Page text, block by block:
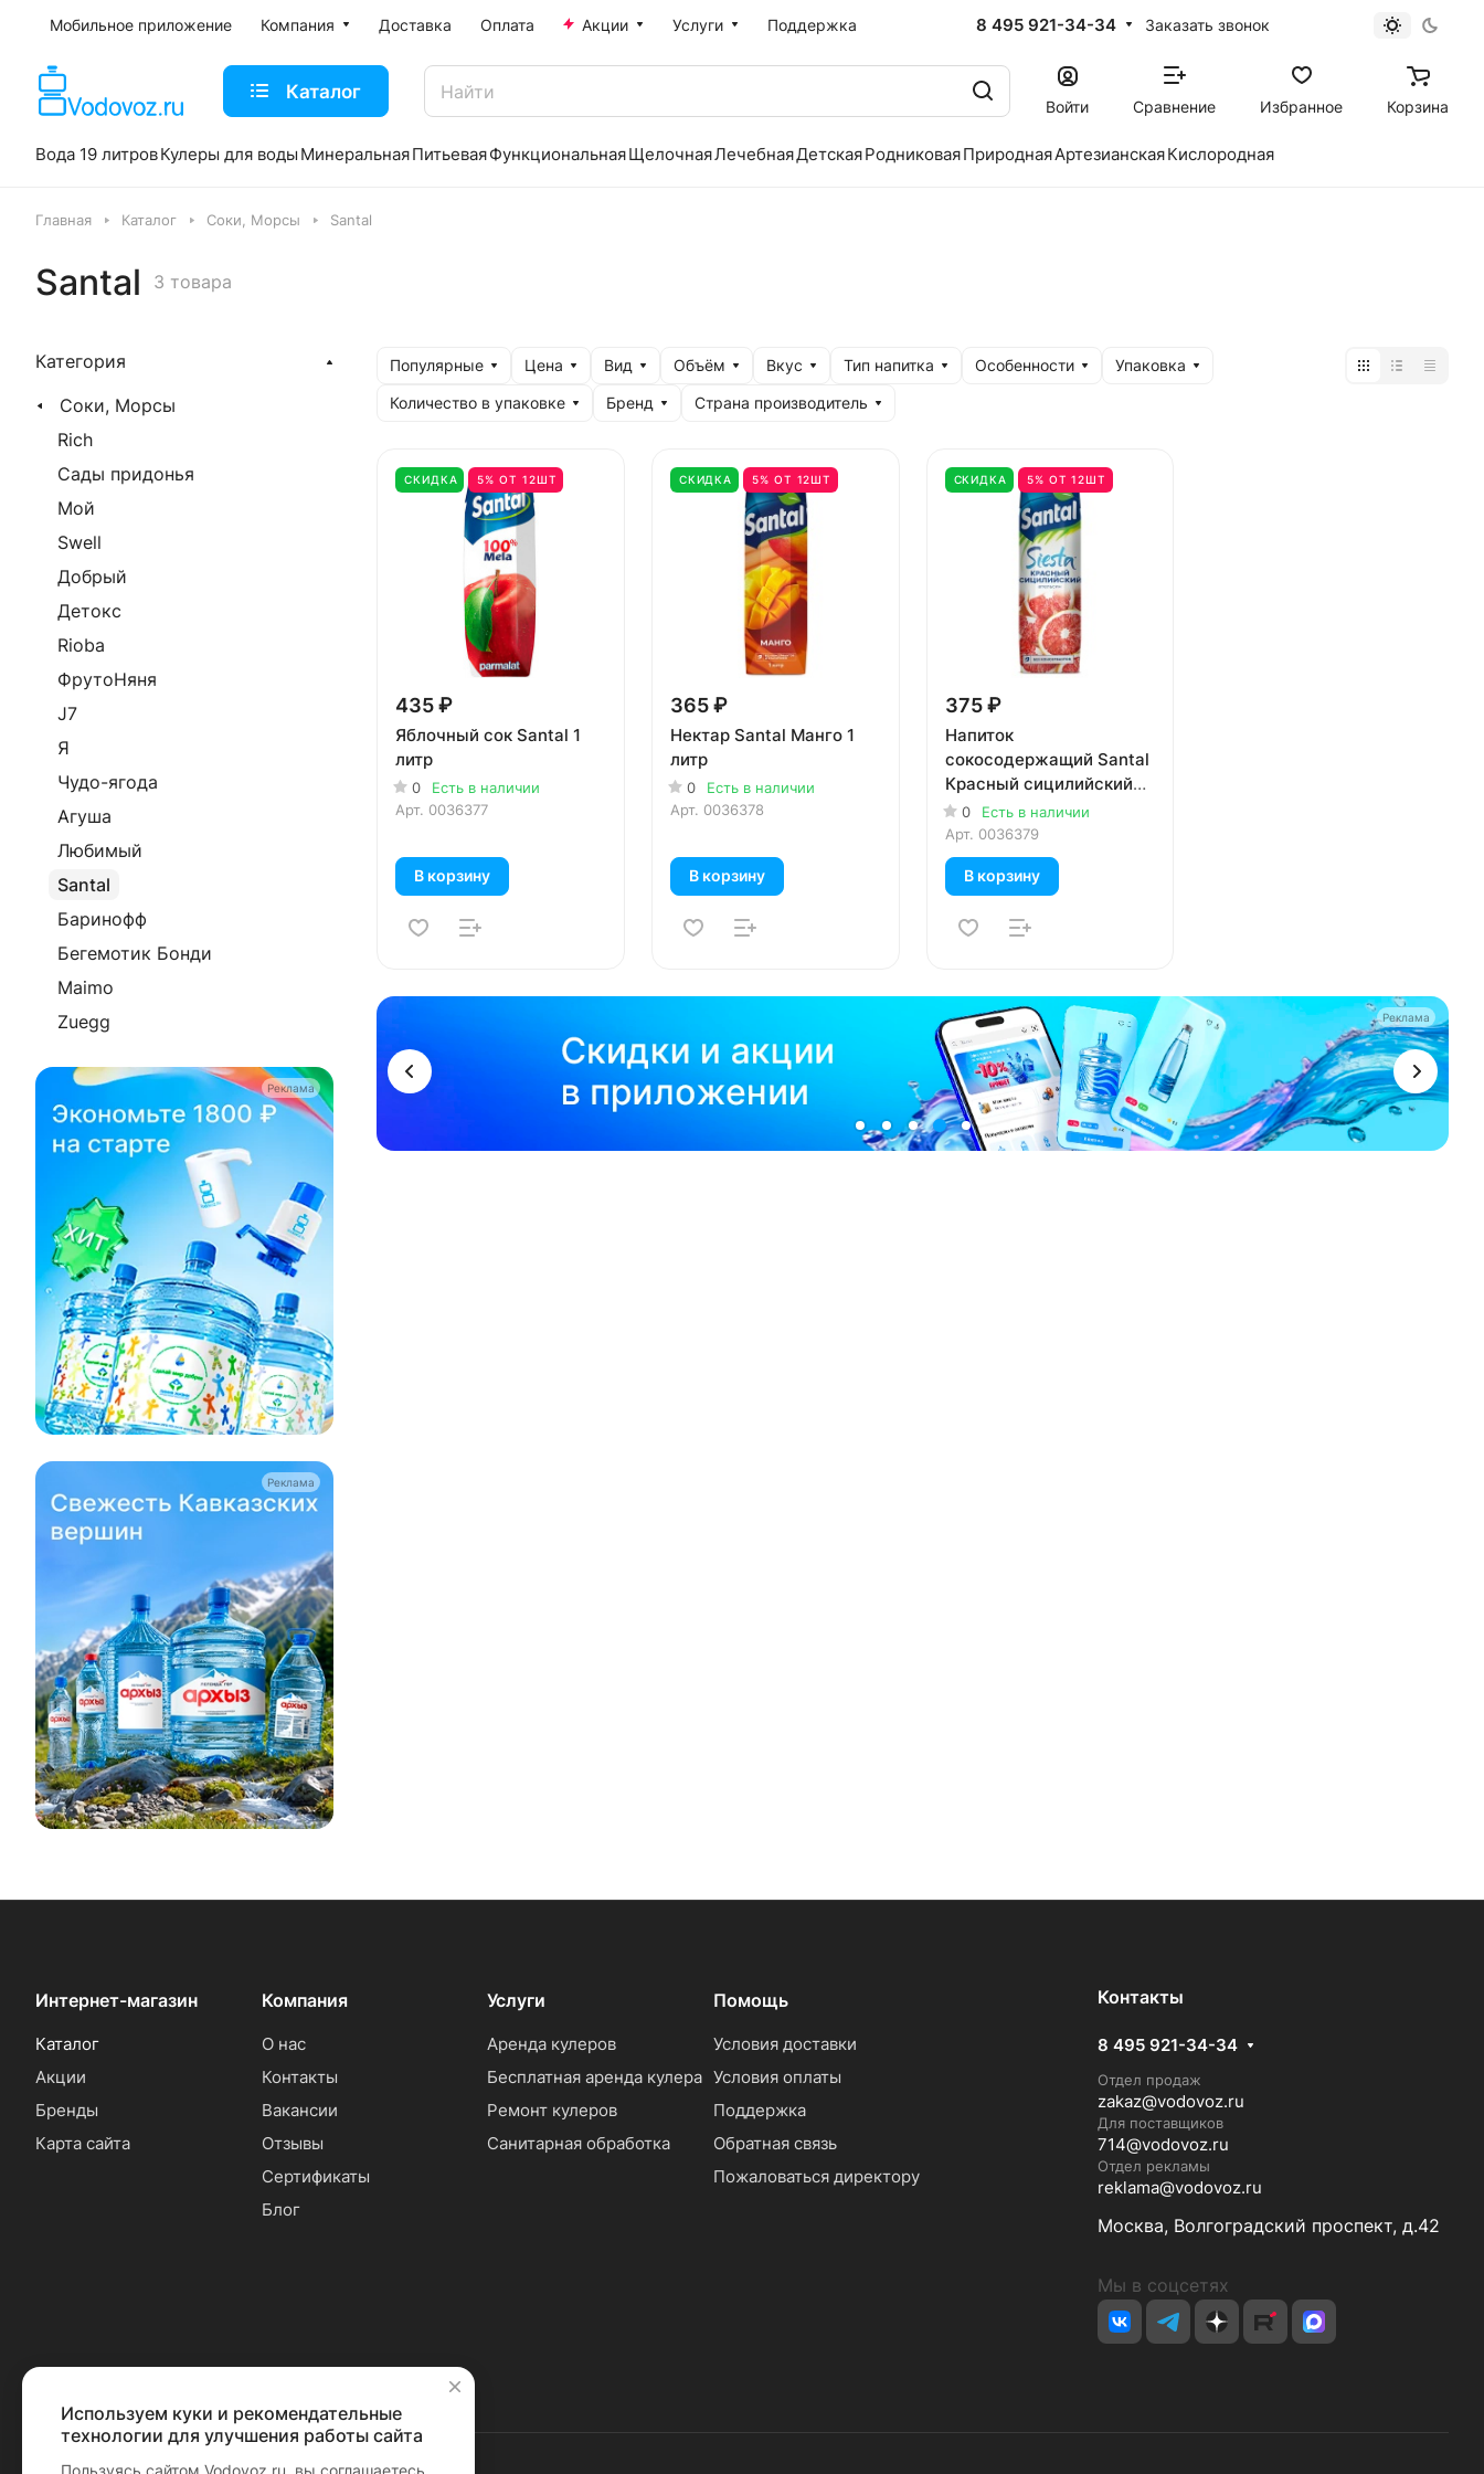
Мобильное приложение Компания Доставка Оплата Акции Услуги Поддержка 8 495 921-34-34 Заказать звонок
Каталог
Войти Сравнение Избранное Корзина
Вода 19 литровКулеры для воды МинеральнаяПитьеваяФункциональнаяЩелочнаяЛечебнаяДетскаяРодниковаяПрироднаяАртезианскаяКислородная
Главная Каталог Соки, Морсы Santal
Santal 3 товара
Популярные Цена Вид Объём Вкус Тип напитка Особенности
Упаковка
Количество в упаковке
Бренд Страна производитель
СКИДКА 5% ОТ 12ШТ
435 ₽
Яблочный сок Santal 1
литр
0
Есть в наличии
Арт. 0036377
В корзину
Реклама
СКИДКА 5% ОТ 12ШТ
365 ₽
Нектар Santal Манго 1
литр
0
Есть в наличии
Арт. 0036378
В корзину
СКИДКА 5% ОТ 12ШТ
375 ₽
Напиток
сокосодержащий Santal
Красный сицилийский
апельсин 1 литр
0
Есть в наличии
Арт. 0036379
В корзину
Категория
Соки, Морсы
Rich
Сады придонья
Мой
Swell
Добрый
Детокс
Rioba
ФрутоНяня
J7
Я
Чудо-ягода
Агуша
Любимый
Santal
Баринофф
Бегемотик Бонди
Maimo
Zuegg
Реклама
Реклама
Интернет-магазин
Каталог
Акции
Бренды
Карта сайта
Компания
О нас
Контакты
Вакансии
Отзывы
Сертификаты
Блог
Услуги
Аренда кулеров
Бесплатная аренда кулера
Ремонт кулеров
Санитарная обработка
Помощь
Условия доставки
Условия оплаты
Поддержка
Обратная связь
Пожаловаться директору
Контакты
8 495 921-34-34
Отдел продаж
zakaz@vodovoz.ru
Для поставщиков
714@vodovoz.ru
Отдел рекламы
reklama@vodovoz.ru
Москва, Волгоградский проспект, д.42
Мы в соцсетях
✕
Используем куки и рекомендательные
технологии для улучшения работы сайта
Пользуясь сайтом Vodovoz.ru, вы соглашаетесь